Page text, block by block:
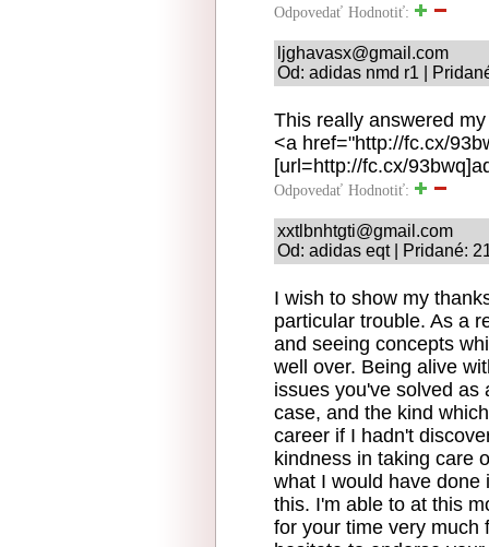
Odpovedať Hodnotiť:
ljghavasx@gmail.com
Od: adidas nmd r1 |
This really answered
<a href="http://fc.cx/
[url=http://fc.cx/
Odpovedať Hodnotiť:
xxtlbnhtgti@gmail.com
Od: adidas eqt | Pridané:
I wish to show my
particular trouble. As a
and seeing concepts
well over. Being alive
issues you've solved as
case, and the kind
career if I hadn't
kindness in taking care
what I would have done
this. I'm able to at this
for your time very much